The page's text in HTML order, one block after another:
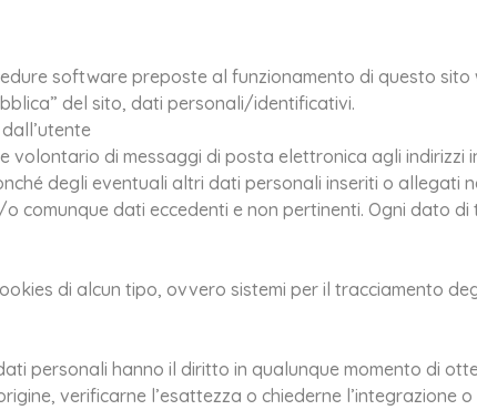
software preposte al funzionamento di questo
del sito, dati personali/identificativi.
volontario di messaggi di posta elettronica agli
degli eventuali altri dati personali inseriti o allegati
comunque dati eccedenti e non pertinenti. Ogni dato
di alcun tipo, ovvero sistemi per il tracciamento
personali hanno il diritto in qualunque momento di
verificarne l’esattezza o chiederne l’integrazione